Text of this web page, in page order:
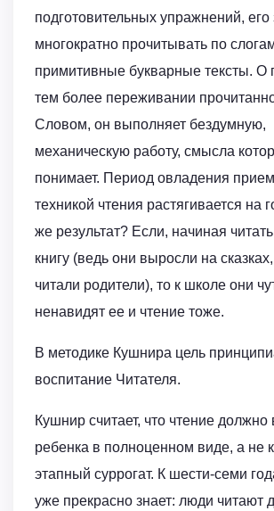
подготовительных упражнений, его
многократно прочитывать по
примитивные букварные тексты. О
тем более переживании
Словом, он выполняет бездумную,
механическую работу, смысла
понимает. Период овладения
техникой чтения растягивается на
же результат? Если, начиная
книгу (ведь они выросли на
читали родители), то к школе они
ненавидят ее и чтение тоже.
В методике Кушнира цель
воспитание Читателя.
Кушнир считает, что чтение должно
ребенка в полноценном виде, а не
этапный суррогат. К шести-семи
уже прекрасно знает: люди читают